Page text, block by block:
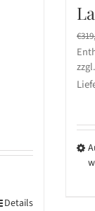
Details
€
zzgl.